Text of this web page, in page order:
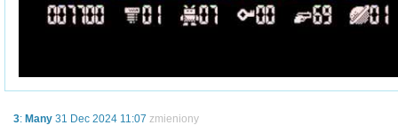
3: Many 31 Dec 2024 11:07 zmieniony